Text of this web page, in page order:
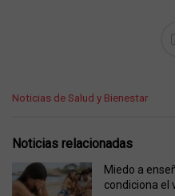
C
e
r
Noticias de Salud y Bienestar
Noticias relacionadas
Miedo a
condiciona el